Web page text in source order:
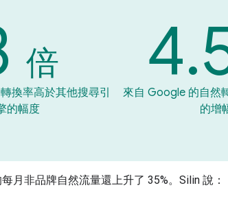
倍
換率高於其他搜尋引
的幅度
來自 Google 的自然
的增
每月非品牌自然流量還上升了 35%。Silin 說